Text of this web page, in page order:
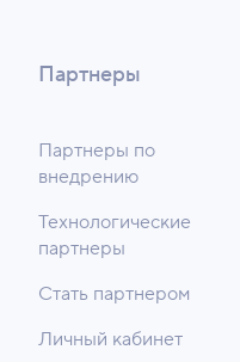
Партнеры
Партнеры по
внедрению
Технологические
партнеры
Стать партнером
Личный кабинет